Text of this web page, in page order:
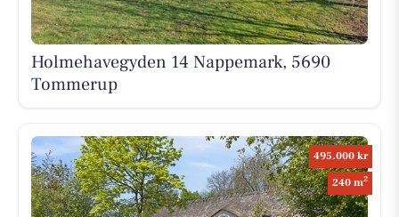
Holmehavegyden 14 Nappemark, 5690
Tommerup
495.000 kr
240 m2